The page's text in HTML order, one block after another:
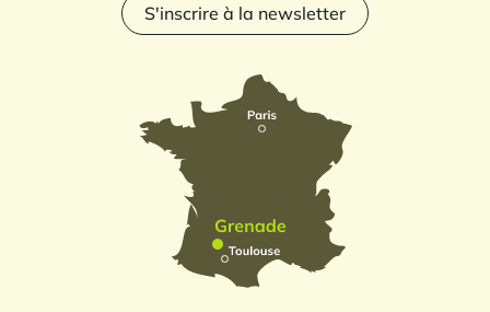
S'inscrire à la newsletter